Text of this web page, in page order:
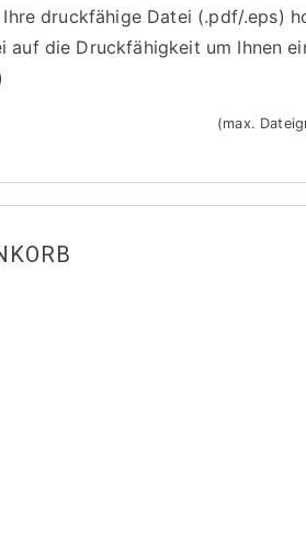
druckfähige Datei (.pdf/.eps)
auf die Druckfähigkeit um Ihnen
(max.